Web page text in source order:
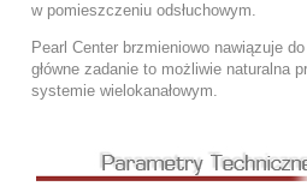
w pomieszczeniu odsłuchowym.
Pearl Center brzmieniowo nawiązuje
główne zadanie to możliwie naturalna
systemie wielokanałowym.